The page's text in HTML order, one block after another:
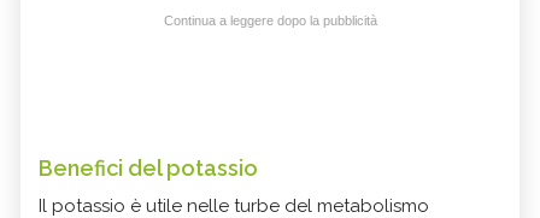
Continua a leggere dopo la pubblicità
Benefici del potassio
Il potassio è utile nelle turbe del metabolismo